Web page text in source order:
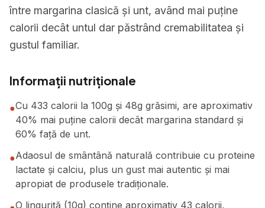
între margarina clasică și unt, având mai puține
calorii decât untul dar păstrând cremabilitatea și
gustul familiar.
Informații nutriționale
●Cu 433 calorii la 100g și 48g grăsimi, are aproximativ
40% mai puține calorii decât margarina standard și
60% față de unt.
●Adaosul de smântână naturală contribuie cu proteine
lactate și calciu, plus un gust mai autentic și mai
apropiat de produsele tradiționale.
O linguriță (10g) conține aproximativ 43 calorii,